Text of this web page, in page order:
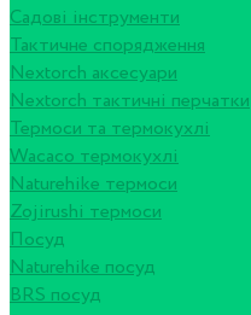
Садові інструменти
Тактичне спорядження
Nextorch аксесуари
Nextorch тактичні перчатки
Термоси та термокухлі
Wacaco термокухлі
Naturehike термоси
Zojirushi термоси
Посуд
Naturehike посуд
BRS посуд